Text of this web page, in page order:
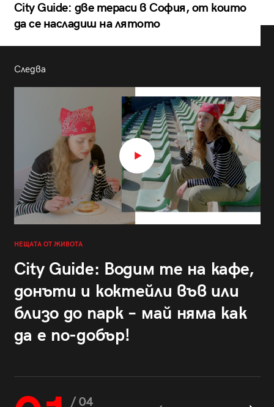
City Guide: две тераси в София, от които
да се насладиш на лятото
Следва
НЕЩАТА ОТ ЖИВОТА
City Guide: Водим те на кафе,
донъти и коктейли във или
близо до парк – май няма как
да е по-добър!
/ 04